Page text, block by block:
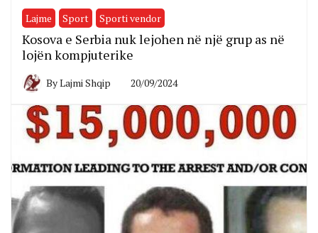
Lajme Sport Sporti vendor
Kosova e Serbia nuk lejohen në një grup as në
lojën kompjuterike
ByLajmi Shqip 20/09/2024